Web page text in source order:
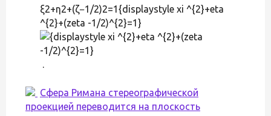
ξ2+η2+(ζ−1/2)2=1{displaystyle xi ^{2}+eta
^{2}+(zeta -1/2)^{2}=1}
.
Сфера Римана стереографической
проекцией переводится на плоскость